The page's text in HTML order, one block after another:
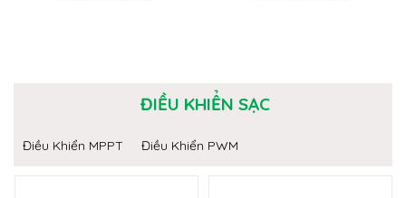
ĐIỀU KHIỂN SẠC
Điều Khiển MPPT Điều Khiển PWM